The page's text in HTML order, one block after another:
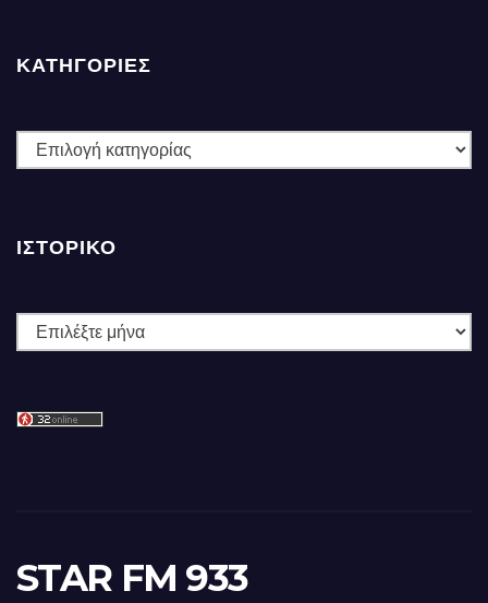
ΚΑΤΗΓΟΡΙΕΣ
ΚΑΤΗΓΟΡΙΕΣ
ΙΣΤΟΡΙΚΌ
Ιστορικό
STAR FM 933